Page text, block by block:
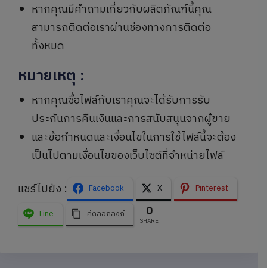
หากคุณมีคำถามเกี่ยวกับผลิตภัณฑ์นี้คุณ
สามารถติดต่อเราผ่านช่องทางการติดต่อ
ทั้งหมด
หมายเหตุ :
หากคุณซื้อไฟล์กับเราคุณจะได้รับการรับ
ประกันการคืนเงินและการสนับสนุนจากผู้ขาย
และข้อกำหนดและเงื่อนไขในการใช้ไฟล์นี้จะต้อง
เป็นไปตามเงื่อนไขของเว็บไซต์ที่จำหน่ายไฟล์
แชร์ไปยัง :
Facebook X
Pinterest
Line
คัดลอกลิงก์ 0
SHARE